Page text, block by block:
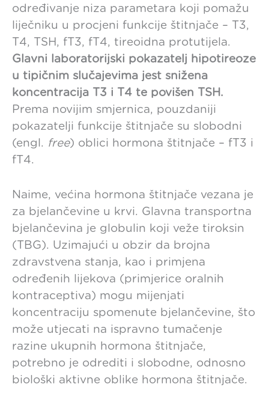
određivanje niza parametara koji pomažu
liječniku u procjeni funkcije štitnjače – T3,
T4, TSH, fT3, fT4, tireoidna protutijela.
Glavni laboratorijski pokazatelj hipotireoze
u tipičnim slučajevima jest snižena
koncentracija T3 i T4 te povišen TSH.
Prema novijim smjernica, pouzdaniji
pokazatelji funkcije štitnjače su slobodni
(engl. free) oblici hormona štitnjače – fT3 i
fT4.
Naime, većina hormona štitnjače vezana je
za bjelančevine u krvi. Glavna transportna
bjelančevina je globulin koji veže tiroksin
(TBG). Uzimajući u obzir da brojna
zdravstvena stanja, kao i primjena
određenih lijekova (primjerice oralnih
kontraceptiva) mogu mijenjati
koncentraciju spomenute bjelančevine, što
može utjecati na ispravno tumačenje
razine ukupnih hormona štitnjače,
potrebno je odrediti i slobodne, odnosno
biološki aktivne oblike hormona štitnjače.